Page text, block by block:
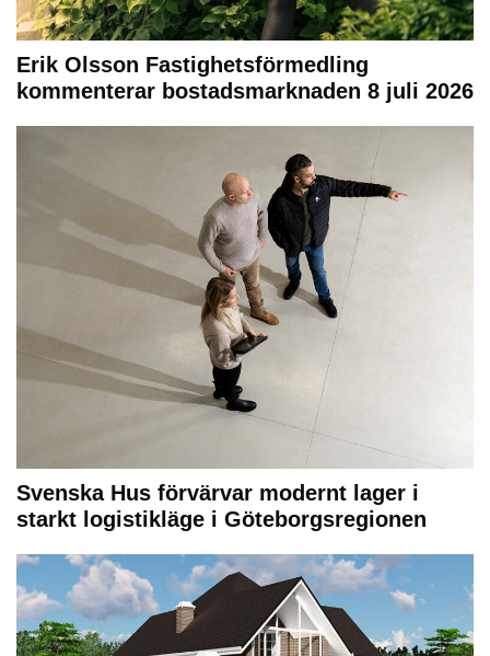
Erik Olsson Fastighetsförmedling
kommenterar bostadsmarknaden 8 juli 2026
Svenska Hus förvärvar modernt lager i
starkt logistikläge i Göteborgsregionen